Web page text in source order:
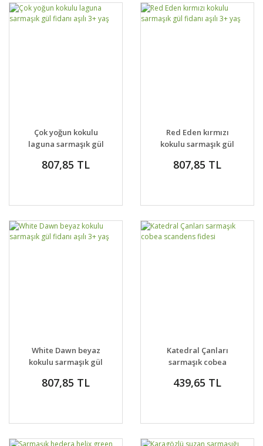
Çok yoğun kokulu
laguna sarmaşık gül
807,85 TL
Red Eden kırmızı
kokulu sarmaşık gül
807,85 TL
White Dawn beyaz
kokulu sarmaşık gül
807,85 TL
Katedral Çanları
sarmaşık cobea
439,65 TL